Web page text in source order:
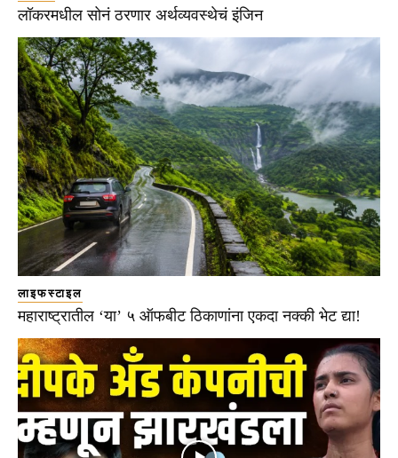
लॉकरमधील सोनं ठरणार अर्थव्यवस्थेचं इंजिन
लाइफस्टाइल
महाराष्ट्रातील ‘या’ ५ ऑफबीट ठिकाणांना एकदा नक्की भेट द्या!